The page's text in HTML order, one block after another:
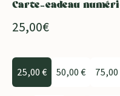
Carte-cadeau
Prix normal
25,00€
Montants
25,00 € 50,00 € 75,00